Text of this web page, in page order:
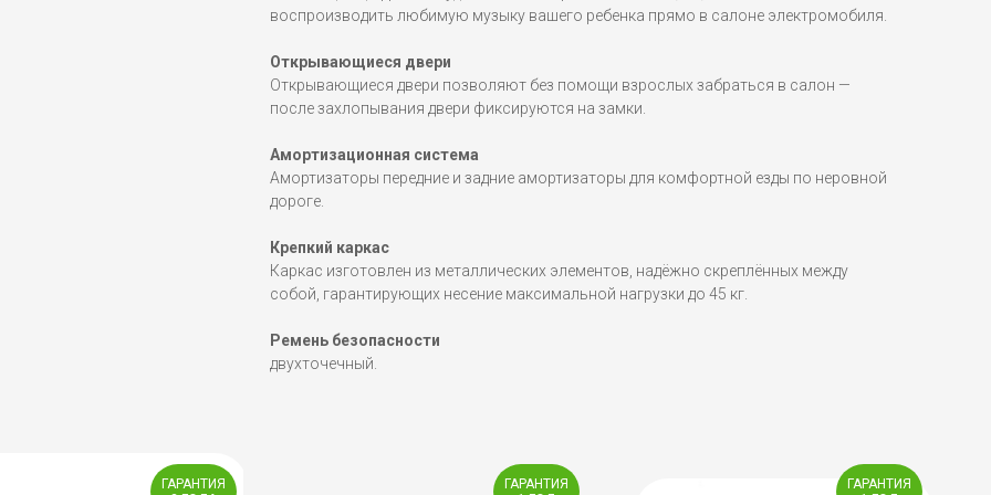
воспроизводить любимую музыку вашего ребенка прямо в салоне электромобиля.
Открывающиеся двери
Открывающиеся двери позволяют без помощи взрослых забраться в салон —
после захлопывания двери фиксируются на замки.
Амортизационная система
Амортизаторы передние и задние амортизаторы для комфортной езды по неровной
дороге.
Крепкий каркас
Каркас изготовлен из металлических элементов, надёжно скреплённых между
собой, гарантирующих несение максимальной нагрузки до 45 кг.
Ремень безопасности
двухточечный.
ГАРАНТИЯ
ГАРАНТИЯ
ГАРАНТИЯ